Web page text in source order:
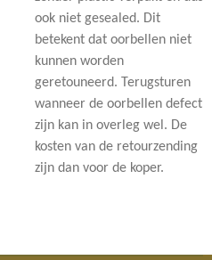
ook niet gesealed. Dit
betekent dat oorbellen niet
kunnen worden
geretouneerd. Terugsturen
wanneer de oorbellen defect
zijn kan in overleg wel. De
kosten van de retourzending
zijn dan voor de koper.